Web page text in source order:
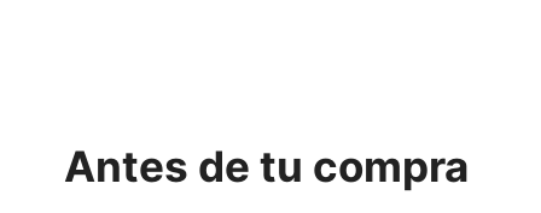
Antes de tu compra